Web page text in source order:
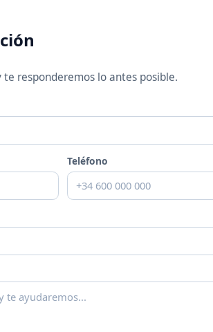
responderemos lo antes posible.
Teléfono